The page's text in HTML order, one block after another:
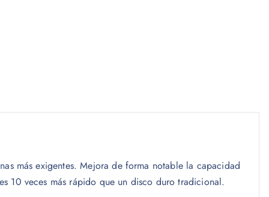
más exigentes. Mejora de forma notable la capacidad
10 veces más rápido que un disco duro tradicional.